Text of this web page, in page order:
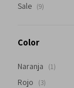
Sale (9)
Color
Naranja (1)
Rojo (3)